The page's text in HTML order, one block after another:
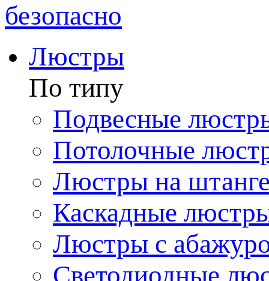
безопасно
Люстры
По типу
Подвесные
Потолочные
Люстры на
Каскадные
Люстры с
Светодиодные